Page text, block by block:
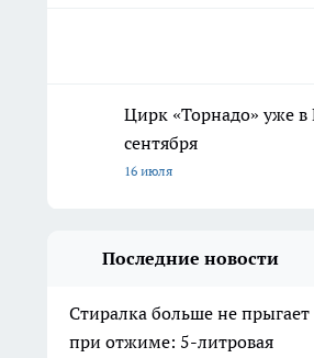
Цирк «Торнадо» уже
сентября
16 июля
Последние новости
Стиралка больше не прыгает
при отжиме: 5-литровая